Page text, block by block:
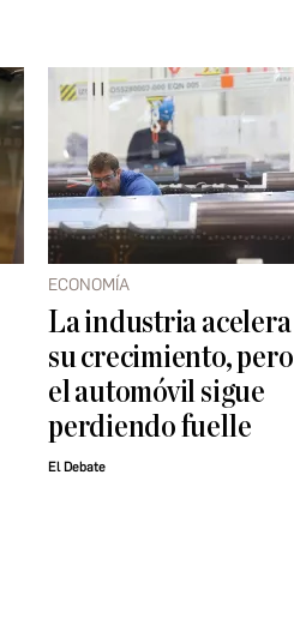
ECONOMÍA
La industria acelera
su crecimiento, pero
el automóvil sigue
perdiendo fuelle
El Debate